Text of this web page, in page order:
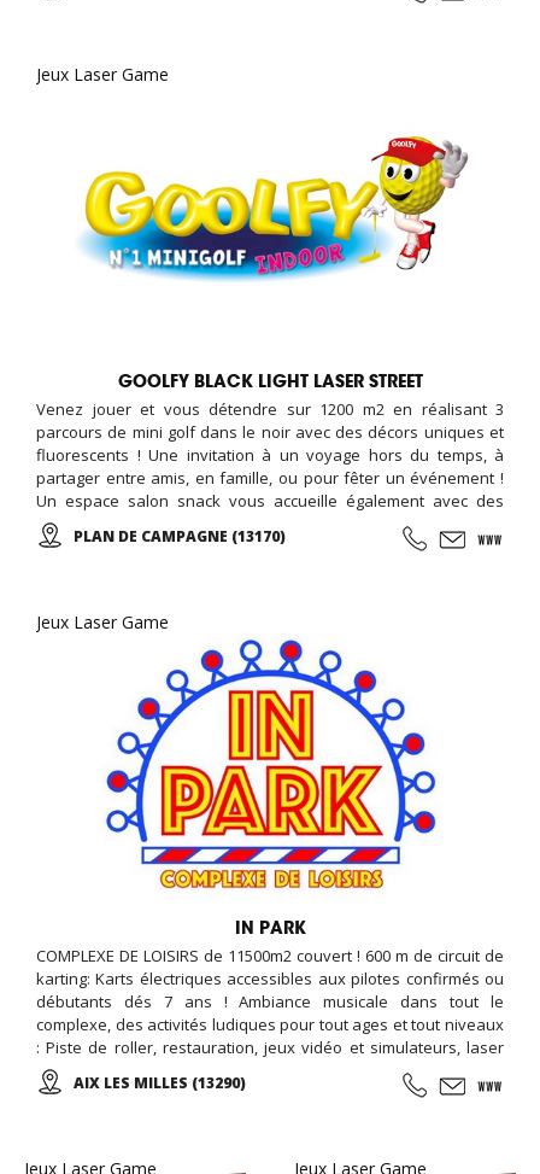
Jeux Laser Game
GOOLFY BLACK LIGHT LASER STREET
Venez jouer et vous détendre sur 1200 m2 en réalisant 3
parcours de mini golf dans le noir avec des décors uniques et
fluorescents ! Une invitation à un voyage hors du temps, à
partager entre amis, en famille, ou pour fêter un événement !
Un espace salon snack vous accueille également avec des
boissons, confiseries, desserts, crêpes, tapas et cocktails ...
Tous les vendredis de 18h00 à 20h00 SOIREES ADOS (12-17ans)
PLAN DE CAMPAGNE (13170)
Jeux Laser Game
IN PARK
COMPLEXE DE LOISIRS de 11500m2 couvert ! 600 m de circuit de
karting: Karts électriques accessibles aux pilotes confirmés ou
débutants dés 7 ans ! Ambiance musicale dans tout le
complexe, des activités ludiques pour tout ages et tout niveaux
: Piste de roller, restauration, jeux vidéo et simulateurs, laser
game, salle de loisirs enfant, anniversaires, soirées
événementielles, séminaires d'entreprises...
AIX LES MILLES (13290)
Jeux Laser Game Jeux Laser Game